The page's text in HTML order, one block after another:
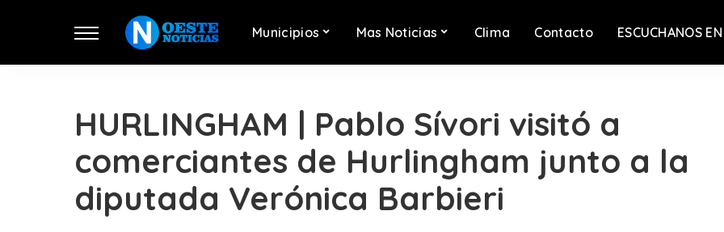
Municipios Mas Noticias Clima Contacto ESCUCHANOS
HURLINGHAM | Pablo Sívori visitó a
comerciantes de Hurlingham junto a la
diputada Verónica Barbieri